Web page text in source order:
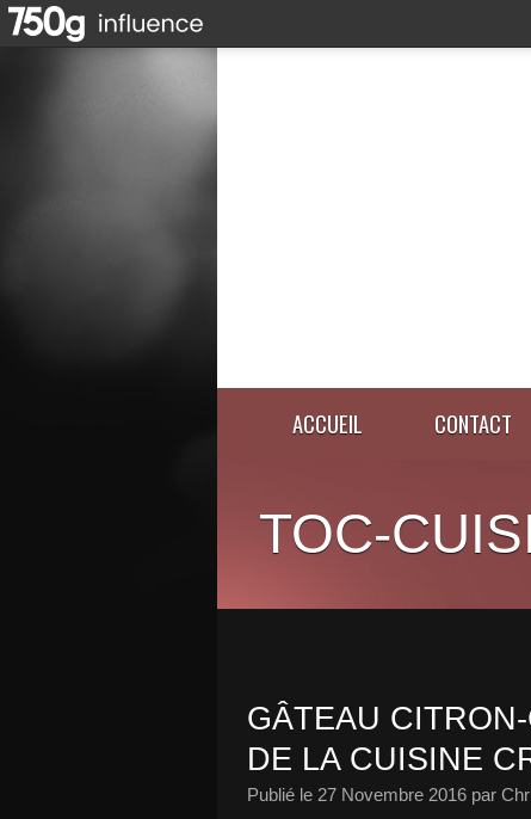
ACCUEIL CONTACT
TOC-
GÂTEAU
DE LA CUISINE
Publié le 27 Novembre 2016 par